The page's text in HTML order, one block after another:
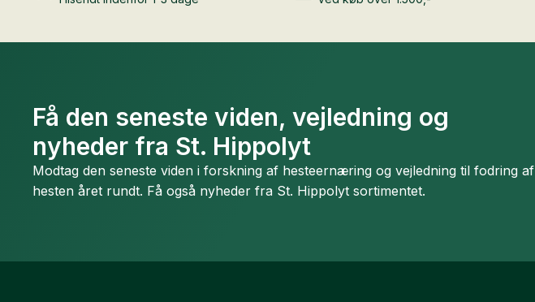
Få den seneste viden, vejledning og
nyheder fra St. Hippolyt
Modtag den seneste viden i forskning af hesteernæring og vejledning til fodring af
hesten året rundt. Få også nyheder fra St. Hippolyt sortimentet.